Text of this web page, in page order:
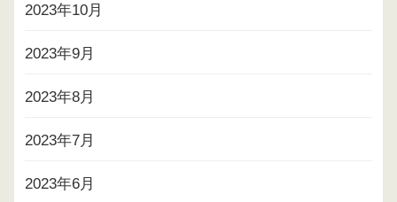
2023年10月
2023年9月
2023年8月
2023年7月
2023年6月